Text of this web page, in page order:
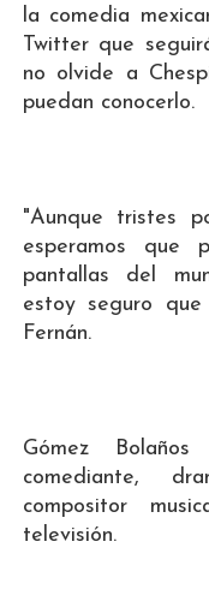
la comedia
Twitter que
no olvide a
puedan conocerlo.
"Aunque tristes
esperamos que
pantallas del
estoy seguro que
Fernán.
Gómez
comediante,
compositor
televisión.